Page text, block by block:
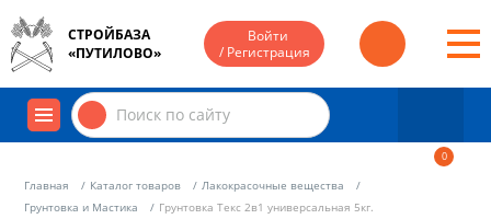
СТРОЙБАЗА
«ПУТИЛОВО»
Войти
/ Регистрация
0
Главная Каталог товаров
Лакокрасочные вещества
Грунтовка и Мастика
Грунтовка Текс 2в1 универсальная 5кг.